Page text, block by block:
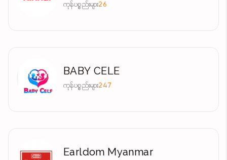
ကုန်ပစ္စည်းများ26
BABY CELE
ကုန်ပစ္စည်းများ247
Earldom Myanmar